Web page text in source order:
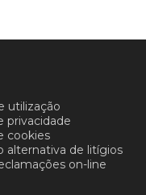
utilização
privacidade
cookies
alternativa de litígios
on-line